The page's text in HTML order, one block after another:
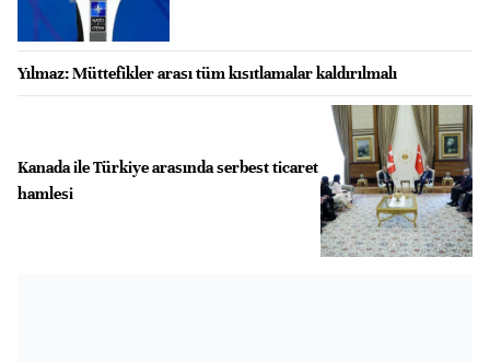
Yılmaz: Müttefikler arası tüm kısıtlamalar kaldırılmalı
Kanada ile Türkiye arasında serbest ticaret
hamlesi